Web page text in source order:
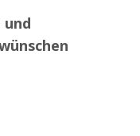
und